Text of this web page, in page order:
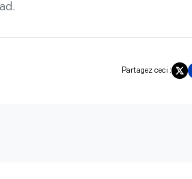
Partagez ceci :